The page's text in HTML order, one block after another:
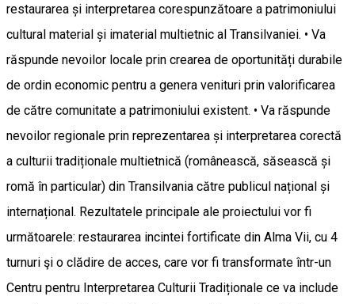
restaurarea și interpretarea corespunzătoare a patrimoniului
cultural material și imaterial multietnic al Transilvaniei. • Va
răspunde nevoilor locale prin crearea de oportunități durabile
de ordin economic pentru a genera venituri prin valorificarea
de către comunitate a patrimoniului existent. • Va răspunde
nevoilor regionale prin reprezentarea și interpretarea corectă
a culturii tradiționale multietnică (românească, săsească și
romă în particular) din Transilvania către publicul național și
internațional. Rezultatele principale ale proiectului vor fi
următoarele: restaurarea incintei fortificate din Alma Vii, cu 4
turnuri şi o clădire de acces, care vor fi transformate într-un
Centru pentru Interpretarea Culturii Tradiționale ce va include